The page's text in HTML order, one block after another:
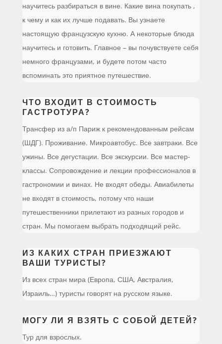
научитесь разбираться в вине. Какие вина покупать ,
к чему и как их лучше подавать. Вы узнаете
настоящую французскую кухню. А некоторые блюда
научитесь и готовить. Главное – вы почувствуете себя
немного французами, и будете потом часто
вспоминать это приятное путешествие.
ЧТО ВХОДИТ В СТОИМОСТЬ
ГАСТРОТУРА?
Трансфер из а/п Париж к рекомендованным рейсам
(ШДГ). Проживание. Микроавтобус. Все завтраки. Все
ужины. Все дегустации. Все экскурсии. Все мастер-
классы. Сопровождение и лекции профессионалов в
гастрономии и винах. Не входят обеды. Авиабилеты
не входят в стоимость, потому что наши
путешественники прилетают из разных городов и
стран. Мы помогаем выбрать подходящий рейс.
ИЗ КАКИХ СТРАН ПРИЕЗЖАЮТ
ВАШИ ТУРИСТЫ?
Из всех стран мира (Европа, США, Австралия,
Израиль…) туристы говорят на русском языке.
МОГУ ЛИ Я ВЗЯТЬ С СОБОЙ ДЕТЕЙ?
Тур для взрослых.